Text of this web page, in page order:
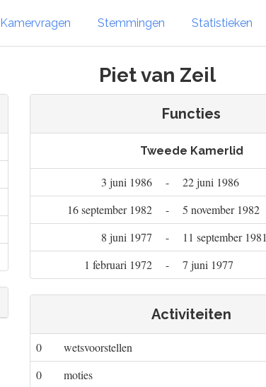
Kamervragen Stemmingen Statistieken
Piet van Zeil
Functies
Tweede Kamerlid
3 juni 1986 - 22 juni 1986
16 september 1982
- 5 november 1982
8 juni 1977
- 11 september 1981
1 februari 1972
- 7 juni 1977
Activiteiten
0
wetsvoorstellen
0
moties